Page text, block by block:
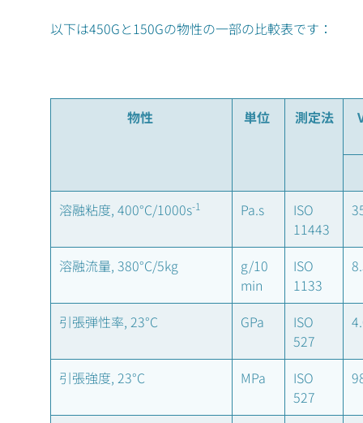
以下は450Gと150Gの物性の一部の比較表です：
物性 単位 測定法
溶融粘度, 400°C/1000s-1 Pa.s
ISO
11443
溶融流量, 380°C/5kg
g/10
min
ISO
1133
引張弾性率, 23°C GPa
ISO
527
引張強度, 23°C MPa
ISO
527